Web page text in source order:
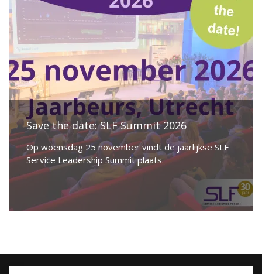
Save the date: SLF Summit 2026
Op woensdag 25 november vindt de jaarlijkse SLF
Service Leadership Summit plaats.